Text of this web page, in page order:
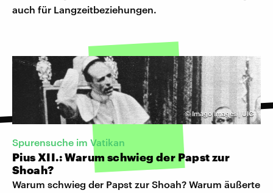
auch für Langzeitbeziehungen.
©Imago Images | UIG
Spurensuche im Vatikan
Pius XII.: Warum schwieg der Papst zur
Shoah?
Warum schwieg der Papst zur Shoah? Warum äußerte